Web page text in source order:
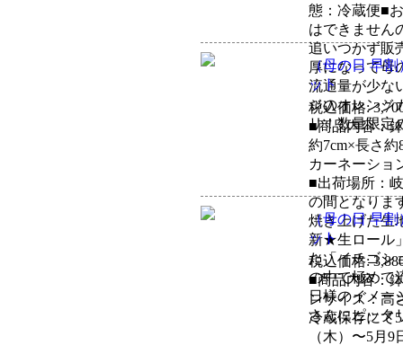
態：冷蔵便■
はできません
追いつかず販
厚になって母
流通量が少な
ジのオレンジ
リ！数量限定
（母の日 早
ット
税込価格:
■商品内容：
約7cm×長さ
カーネーショ
■出荷場所：
の間となりま
焼き上げた生
新★生ロール
た「イチゴシ
の中で極めて
日様のイメー
さんにピッタ
（母の日 早
ット
税込価格:
■商品内容：
ンサイズ：高
冷蔵保存にて
（木）〜5月